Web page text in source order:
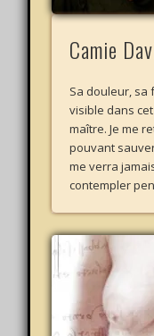
Camie
Sa douleur, sa
visible dans
maître. Je me
pouvant
me verra
contempler